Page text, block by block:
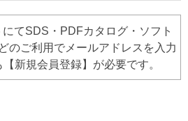
てSDS・PDFカタログ・ソフト
のご利用でメールアドレスを入力
新規会員登録】が必要です。